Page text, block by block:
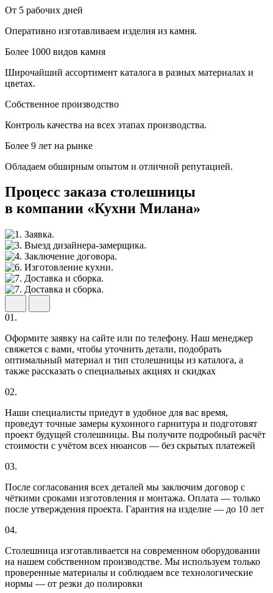
От 5 рабочих дней
Оперативно изготавливаем изделия из камня.
Более 1000 видов камня
Широчайший ассортимент каталога в разных материалах и
цветах.
Собственное производство
Контроль качества на всех этапах производства.
Более 9 лет на рынке
Обладаем обширным опытом и отличной репутацией.
Процесс заказа столешницы
в компании «Кухни Милана»
01.
Оформите заявку на сайте или по телефону. Наш менеджер
свяжется с вами, чтобы уточнить детали, подобрать
оптимальный материал и тип столешницы из каталога, а
также рассказать о специальных акциях и скидках
02.
Наши специалисты приедут в удобное для вас время,
проведут точные замеры кухонного гарнитура и подготовят
проект будущей столешницы. Вы получите подробный расчёт
стоимости с учётом всех нюансов — без скрытых платежей
03.
После согласования всех деталей мы заключим договор с
чёткими сроками изготовления и монтажа. Оплата — только
после утверждения проекта. Гарантия на изделие — до 10 лет
04.
Столешница изготавливается на современном оборудовании
на нашем собственном производстве. Мы используем только
проверенные материалы и соблюдаем все технологические
нормы — от резки до полировки